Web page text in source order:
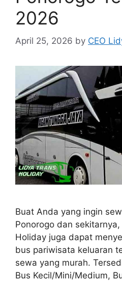
2026
April 25, 2026 by CEO
Buat Anda yang ingin
Ponorogo dan
Holiday juga dapat
bus pariwisata keluaran
sewa yang murah.
Bus Kecil/Mini/Medium,